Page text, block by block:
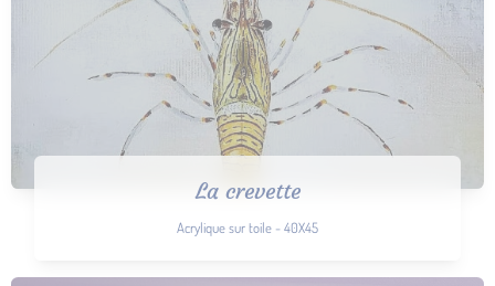
La crevette
Acrylique sur toile - 40X45